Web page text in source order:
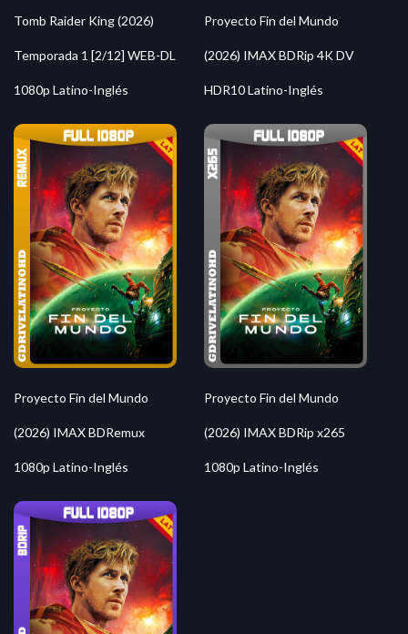
Tomb Raider King (2026)
Temporada 1 [2/12] WEB-DL
1080p Latino-Inglés
Proyecto Fin del Mundo
(2026) IMAX BDRip 4K DV
HDR10 Latino-Inglés
Proyecto Fin del Mundo
(2026) IMAX BDRemux
1080p Latino-Inglés
Proyecto Fin del Mundo
(2026) IMAX BDRip x265
1080p Latino-Inglés